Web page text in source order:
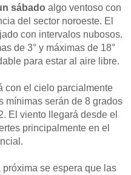
sábado algo ventoso con
del sector noroeste. El
con intervalos nubosos.
de 3° y máximas de 18°
para estar al aire libre.
con el cielo parcialmente
mínimas serán de 8 grados
El viento llegará desde el
principalmente en el
se espera que las